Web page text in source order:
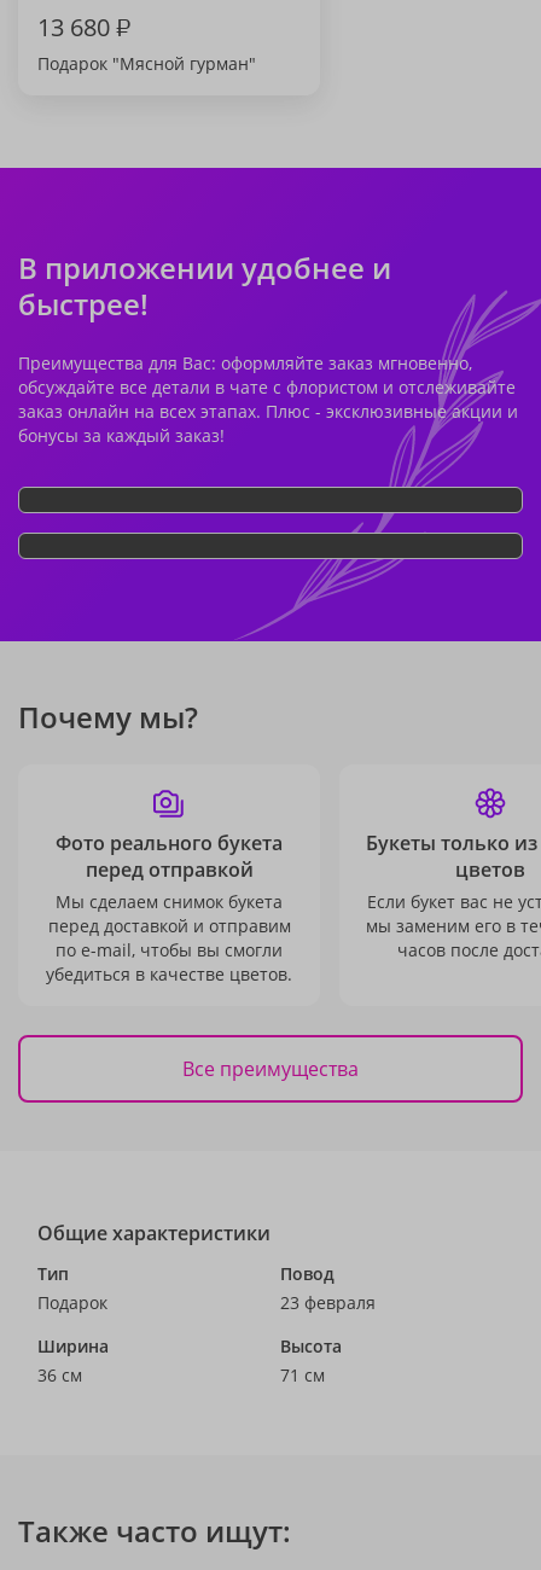
13 680₽
Подарок "Мясной гурман"
В приложении удобнее и
быстрее!
Преимущества для Вас: оформляйте заказ мгновенно,
обсуждайте все детали в чате с флористом и отслеживайте
заказ онлайн на всех этапах. Плюс - эксклюзивные акции и
бонусы за каждый заказ!
Почему мы?
Фото реального букета
перед отправкой
Мы сделаем снимок букета
перед доставкой и отправим
по e-mail, чтобы вы смогли
убедиться в качестве цветов.
Букеты только
цветов
Если букет вас не
мы заменим его в
часов после
Все преимущества
Общие характеристики
Тип
Подарок
Повод
23 февраля
Ширина
36 см
Высота
71 см
Также часто ищут: